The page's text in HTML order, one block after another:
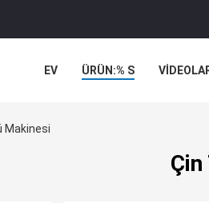
EV ÜRÜN:% S
Makinesi